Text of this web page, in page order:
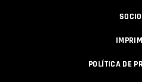
POLÍTICA DE